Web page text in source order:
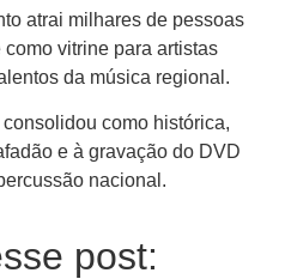
atrai milhares de pessoas
vitrine para artistas
da música regional.
como histórica,
e à gravação do DVD
nacional.
post: